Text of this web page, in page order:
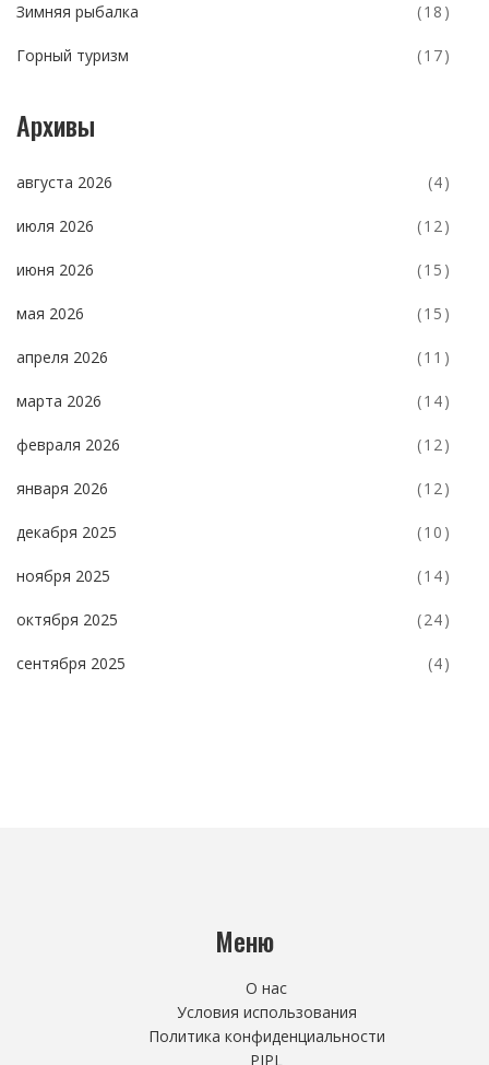
Зимняя рыбалка (18)
Горный туризм (17)
Архивы
августа 2026 (4)
июля 2026 (12)
июня 2026 (15)
мая 2026 (15)
апреля 2026 (11)
марта 2026 (14)
февраля 2026 (12)
января 2026 (12)
декабря 2025 (10)
ноября 2025 (14)
октября 2025 (24)
сентября 2025 (4)
Меню
О нас
Условия использования
Политика конфиденциальности
PIPL